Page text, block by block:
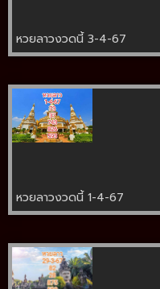
หวยลาวงวดนี้ 3-4-67
หวยลาวงวดนี้ 1-4-67